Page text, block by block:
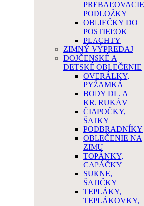
PREBAĽOVACIE
PODLOŽKY
OBLIEČKY DO
POSTIEĽOK
PLACHTY
ZIMNÝ VÝPREDAJ
DOJČENSKÉ A
DETSKÉ OBLEČENIE
OVERÁLKY,
PYŽAMKÁ
BODY DL. A
KR. RUKÁV
ČIAPOČKY,
ŠATKY
PODBRADNÍKY
OBLEČENIE NA
ZIMU
TOPÁNKY,
CAPÁČKY
SUKNE,
ŠATIČKY
TEPLÁKY,
TEPLÁKOVKY,